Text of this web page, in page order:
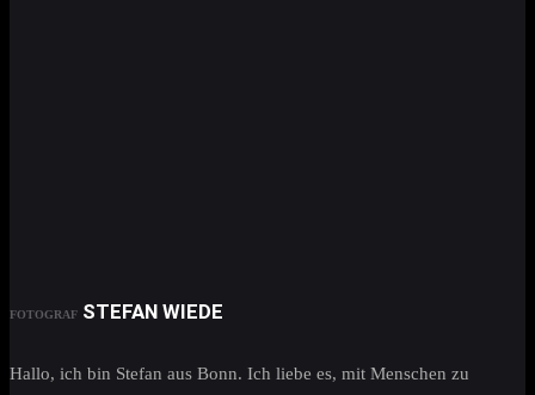
FOTOGRAF STEFAN WIEDE
Hallo, ich bin Stefan aus Bonn. Ich liebe es, mit Menschen zu